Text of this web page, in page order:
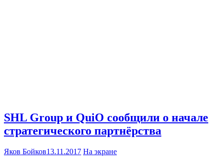
SHL Group и QuiO сообщили о начале
стратегического партнёрства
Яков Бойков13.11.2017 На экране